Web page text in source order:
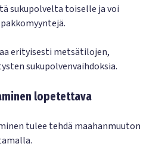
sukupolvelta toiselle ja voi
erityisesti metsätilojen,
sukupolvenvaihdoksia.
lopetettava
tulee tehdä maahanmuuton